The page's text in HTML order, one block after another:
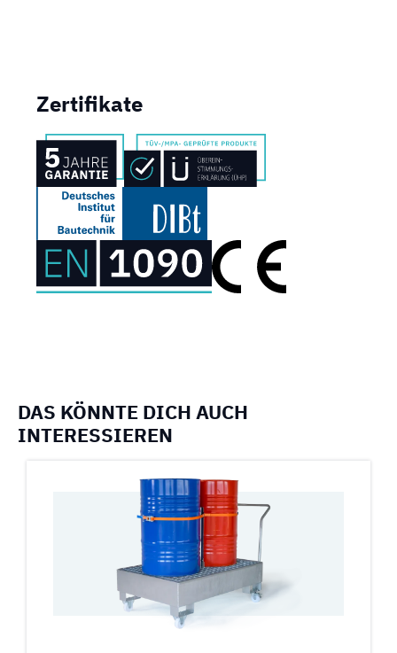
Zertifikate
DAS KÖNNTE DICH AUCH
INTERESSIEREN